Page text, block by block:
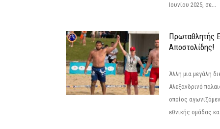
Ιουνίου 2025, σε...
Πρωταθλητής
Αποστολίδης!
Άλλη μια μεγάλη
Αλεξανδρινό
οποίος
εθνικής ομάδας